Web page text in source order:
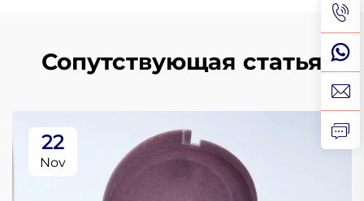
Сопутствующая статья
22
Nov